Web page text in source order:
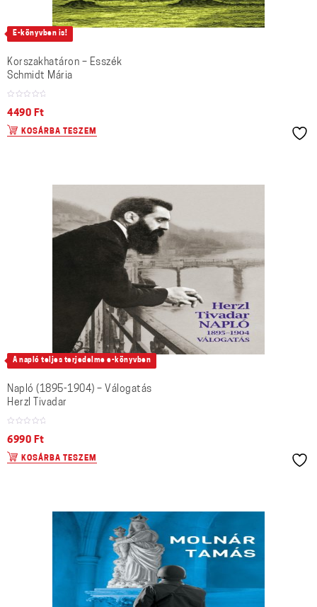
E-könyvben is!
Korszakhatáron – Esszék
Schmidt Mária
4490 Ft
KOSÁRBA TESZEM
A napló teljes terjedelme e-könyvben
Napló (1895-1904) – Válogatás
Herzl Tivadar
6990 Ft
KOSÁRBA TESZEM